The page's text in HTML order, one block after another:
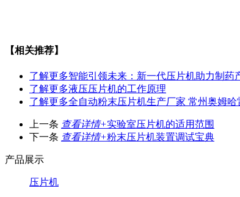
【相关推荐】
了解更多智能引领未来：新一代压片机助力制药
了解更多液压压片机的工作原理
了解更多全自动粉末压片机生产厂家 常州奥姆哈
上一条 查看详情+实验室压片机的适用范围
下一条 查看详情+粉末压片机装置调试宝典
产品展示
压片机